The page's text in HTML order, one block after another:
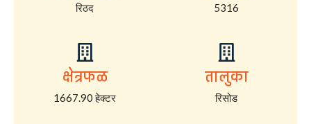
रिठद 5316
क्षेत्रफळ
1667.90 हेक्टर
तालुका
रिसोड